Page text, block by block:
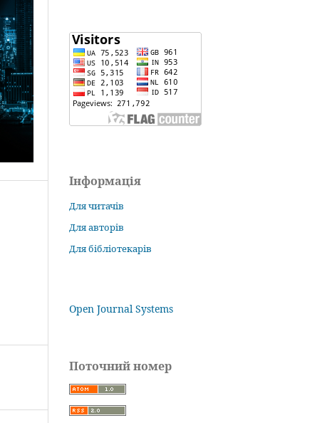
Інформація
Для читачів
Для авторів
Для бібліотекарів
Open Journal Systems
Поточний номер